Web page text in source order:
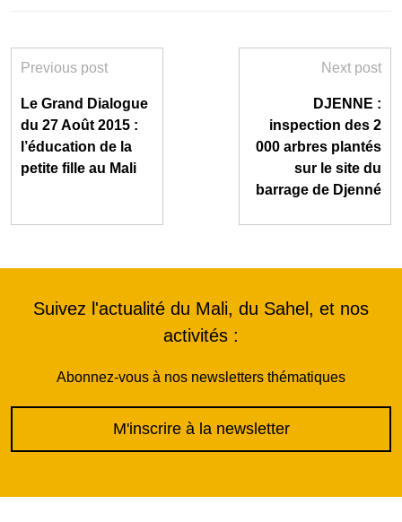
Previous post
Le Grand Dialogue
du 27 Août 2015 :
l’éducation de la
petite fille au Mali
Next post
DJENNE :
inspection des 2
000 arbres plantés
sur le site du
barrage de Djenné
Suivez l'actualité du Mali, du Sahel, et nos
activités :
Abonnez-vous à nos newsletters thématiques
M'inscrire à la newsletter